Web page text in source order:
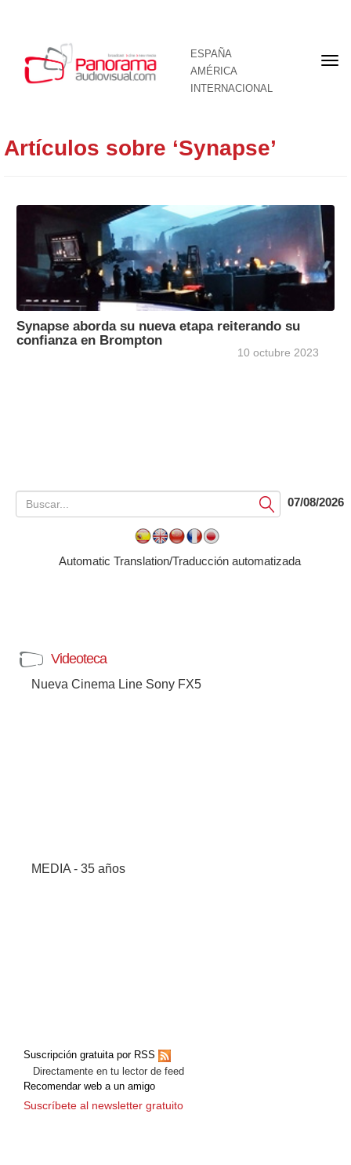
ESPAÑA
AMÉRICA
INTERNACIONAL
Artículos sobre ‘Synapse’
Synapse aborda su nueva etapa reiterando su
confianza en Brompton
10 octubre 2023
Submit07/08/2026
Automatic Translation/Traducción automatizada
Videoteca
Nueva Cinema Line Sony FX5
MEDIA - 35 años
Suscripción gratuita por RSS
Directamente en tu lector de feed
Recomendar web a un amigo
Suscríbete al newsletter gratuito